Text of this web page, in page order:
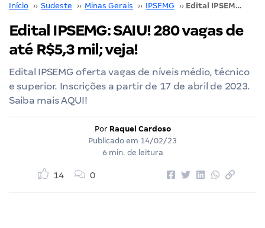
Início ›› Sudeste ›› Minas Gerais ›› IPSEMG ›› Edital IPSEMG: SAIU! 280 vagas de até R$5,3 mil; veja!
Edital IPSEMG: SAIU! 280 vagas de
até R$5,3 mil; veja!
Edital IPSEMG oferta vagas de níveis médio, técnico
e superior. Inscrições a partir de 17 de abril de 2023.
Saiba mais AQUI!
Por Raquel Cardoso
Publicado em 14/02/23
6 min. de leitura
14 0